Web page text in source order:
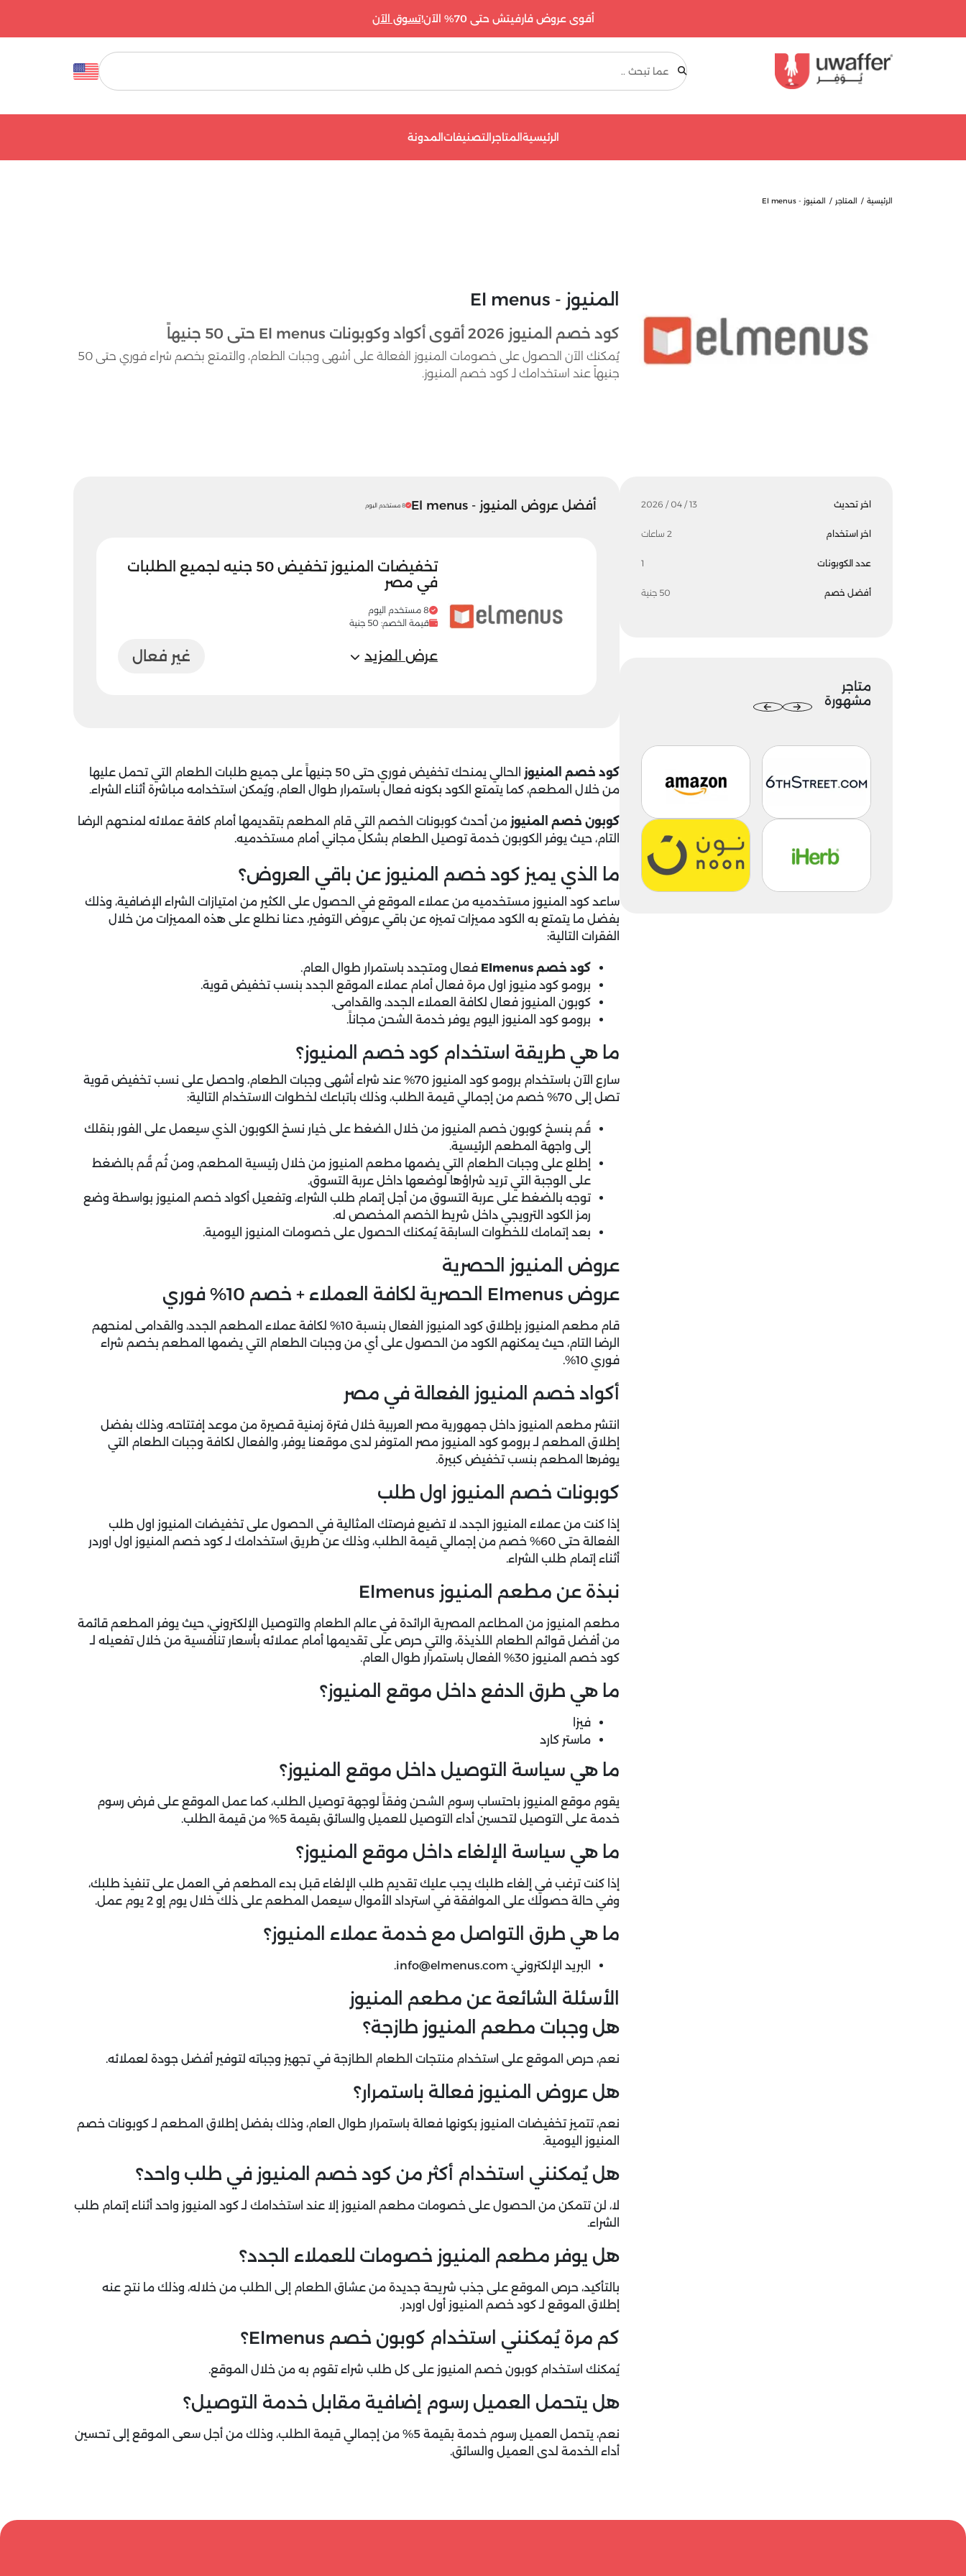
أقوى عروض فارفيتش حتى 70% الآن! تسوق الآن
بحث
الرئيسيةالمتاجرالتصنيفاتالمدونة
الرئيسية المتاجر المنيوز - El menus
المنيوز - El menus
كود خصم المنيوز 2026 أقوى أكواد وكوبونات El menus حتى 50 جنيهاً
يُمكنك الآن الحصول على خصومات المنيوز الفعالة على أشهى وجبات الطعام، والتمتع بخصم شراء فوري حتى 50
جنيهاً عند استخدامك لـ كود خصم المنيوز.
اخر تحديث 13 / 04 / 2026
اخر استخدام 2 ساعات
عدد الكوبونات 1
أفضل خصم 50 جنية
متاجر
مشهورة
أفضل عروض المنيوز - El menus 8 مستخدم اليوم
تخفيضات المنيوز تخفيض 50 جنيه لجميع الطلبات
في مصر
8 مستخدم اليوم
قيمة الخصم: 50 جنية
عرض المزيد غير فعال
كود خصم المنيوز
الحالي يمنحك تخفيض فوري حتى 50 جنيهاً على جميع طلبات الطعام التي تحمل عليها
من خلال المطعم، كما يتمتع الكود بكونه فعال باستمرار طوال العام، ويُمكن استخدامه مباشرة أثناء الشراء.
كوبون خصم المنيوز من أحدث كوبونات الخصم التي قام المطعم بتقديمها أمام كافة عملائه لمنحهم الرضا
التام، حيث يوفر الكوبون خدمة توصيل الطعام بشكل مجاني أمام مستخدميه.
ما الذي يميز كود خصم المنيوز عن باقي العروض؟
ساعد كود المنيوز مستخدميه من عملاء الموقع في الحصول على الكثير من امتيازات الشراء الإضافية، وذلك
بفضل ما يتمتع به الكود مميزات تميزه عن باقي عروض التوفير، دعنا نطلع على هذه المميزات من خلال
الفقرات التالية:
كود خصم Elmenus
فعال ومتجدد باستمرار طوال العام.
برومو كود منيوز اول مرة فعال أمام عملاء الموقع الجدد بنسب تخفيض قوية.
كوبون المنيوز فعال لكافة العملاء الجدد، والقدامى.
برومو كود المنيوز اليوم يوفر خدمة الشحن مجاناً.
ما هي طريقة استخدام كود خصم المنيوز؟
سارع الآن باستخدام برومو كود المنيوز 70% عند شراء أشهى وجبات الطعام، واحصل على نسب تخفيض قوية
تصل إلى 70% خصم من إجمالي قيمة الطلب، وذلك باتباعك لخطوات الاستخدام التالية:
قُم بنسخ كوبون خصم المنيوز من خلال الضغط على خيار نسخ الكوبون الذي سيعمل على الفور بنقلك
إلى واجهة المطعم الرئيسية.
إطلع على وجبات الطعام التي يضمها مطعم المنيوز من خلال رئيسية المطعم، ومن ثُم قُم بالضغط
على الوجبة التي تريد شراؤها لوضعها داخل عربة التسوق.
توجه بالضغط على عربة التسوق من أجل إتمام طلب الشراء، وتفعيل أكواد خصم المنيوز بواسطة وضع
رمز الكود الترويجي داخل شريط الخصم المخصص له.
بعد إتمامك للخطوات السابقة يُمكنك الحصول على خصومات المنيوز اليومية.
عروض المنيوز الحصرية
عروض Elmenus الحصرية لكافة العملاء + خصم 10% فوري
قام مطعم المنيوز بإطلاق كود المنيوز الفعال بنسبة 10% لكافة عملاء المطعم الجدد، والقدامى لمنحهم
الرضا التام، حيث يمكنهم الكود من الحصول على أي من وجبات الطعام التي يضمها المطعم بخصم شراء
فوري 10%.
أكواد خصم المنيوز الفعالة في مصر
انتشر مطعم المنيوز داخل جمهورية مصر العربية خلال فترة زمنية قصيرة من موعد إفتتاحه، وذلك بفضل
إطلاق المطعم لـ برومو كود المنيوز مصر المتوفر لدى موقعنا يوفر، والفعال لكافة وجبات الطعام التي
يوفرها المطعم بنسب تخفيض كبيرة.
كوبونات خصم المنيوز اول طلب
إذا كنت من عملاء المنيوز الجدد، لا تضيع فرصتك المثالية في الحصول على تخفيضات المنيوز اول طلب
الفعالة حتى 60% خصم من إجمالي قيمة الطلب، وذلك عن طريق استخدامك لـ كود خصم المنيوز اول اوردر
أثناء إتمام طلب الشراء.
نبذة عن مطعم المنيوز Elmenus
مطعم المنيوز من المطاعم المصرية الرائدة في عالم الطعام والتوصيل الإلكتروني، حيث يوفر المطعم قائمة
من أفضل قوائم الطعام اللذيذة، والتي حرص على تقديمها أمام عملائه بأسعار تنافسية من خلال تفعيله لـ
كود خصم المنيوز 30% الفعال باستمرار طوال العام.
ما هي طرق الدفع داخل موقع المنيوز؟
فيزا
ماستر كارد
ما هي سياسة التوصيل داخل موقع المنيوز؟
يقوم موقع المنيوز باحتساب رسوم الشحن وفقاً لوجهة توصيل الطلب، كما عمل الموقع على فرض رسوم
خدمة على التوصيل لتحسين أداء التوصيل للعميل والسائق بقيمة 5% من قيمة الطلب.
ما هي سياسة الإلغاء داخل موقع المنيوز؟
إذا كنت ترغب في إلغاء طلبك يجب عليك تقديم طلب الإلغاء قبل بدء المطعم في العمل على تنفيذ طلبك،
وفي حالة حصولك على الموافقة في استرداد الأموال سيعمل المطعم على ذلك خلال يوم إو 2 يوم عمل.
ما هي طرق التواصل مع خدمة عملاء المنيوز؟
البريد الإلكتروني: info@elmenus.com.
الأسئلة الشائعة عن مطعم المنيوز
هل وجبات مطعم المنيوز طازجة؟
نعم، حرص الموقع على استخدام منتجات الطعام الطازجة في تجهيز وجباته لتوفير أفضل جودة لعملائه.
هل عروض المنيوز فعالة باستمرار؟
نعم، تتميز تخفيضات المنيوز بكونها فعالة باستمرار طوال العام، وذلك بفضل إطلاق المطعم لـ كوبونات خصم
المنيوز اليومية.
هل يُمكنني استخدام أكثر من كود خصم المنيوز في طلب واحد؟
لا، لن تتمكن من الحصول على خصومات مطعم المنيوز إلا عند استخدامك لـ كود المنيوز واحد أثناء إتمام طلب
الشراء.
هل يوفر مطعم المنيوز خصومات للعملاء الجدد؟
بالتأكيد، حرص الموقع على جذب شريحة جديدة من عشاق الطعام إلى الطلب من خلاله، وذلك ما نتج عنه
إطلاق الموقع لـ كود خصم المنيوز أول اوردر.
كم مرة يُمكنني استخدام كوبون خصم Elmenus؟
يُمكنك استخدام كوبون خصم المنيوز على كل طلب شراء تقوم به من خلال الموقع.
هل يتحمل العميل رسوم إضافية مقابل خدمة التوصيل؟
نعم، يتحمل العميل رسوم خدمة بقيمة 5% من إجمالي قيمة الطلب، وذلك من أجل سعى الموقع إلى تحسين
أداء الخدمة لدى العميل والسائق.